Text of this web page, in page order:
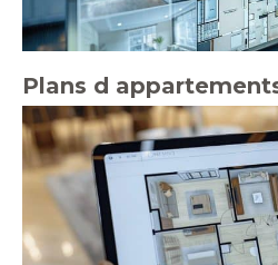
Plans d